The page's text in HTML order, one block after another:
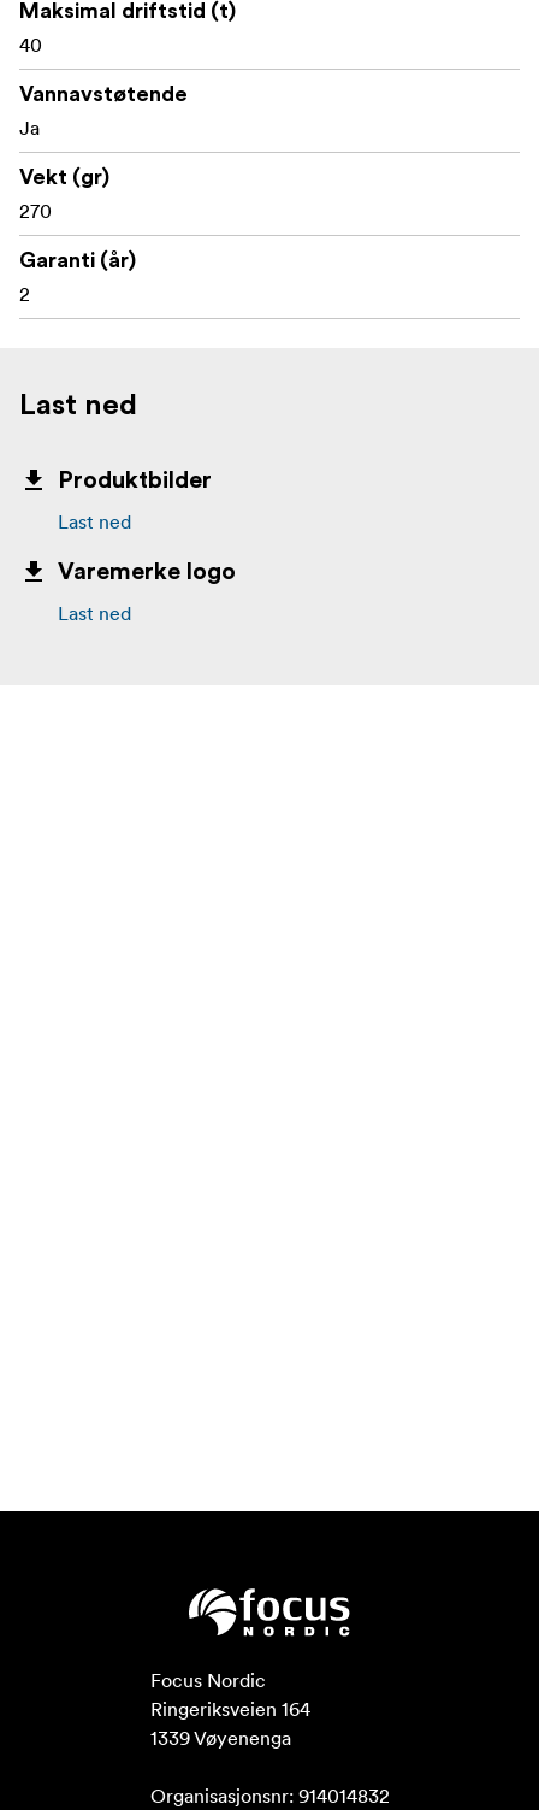
Håndfri funksjonalitet takket være: Inntrekkbar
Maksimal driftstid (t)
40
Vannavstøtende
Ja
Vekt (gr)
270
Garanti (år)
2
Last ned
Produktbilder
Last ned
Varemerke logo
Last ned
Focus Nordic
Ringeriksveien 164
1339 Vøyenenga
Organisasjonsnr: 914014832